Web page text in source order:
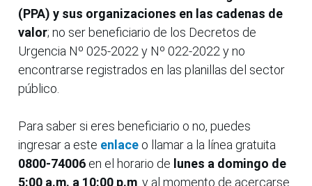
(PPA) y sus organizaciones en las cadenas de
valor; no ser beneficiario de los Decretos de
Urgencia Nº 025-2022 y Nº 022-2022 y no
encontrarse registrados en las planillas del sector
público.
Para saber si eres beneficiario o no, puedes
ingresar a este enlace o llamar a la línea gratuita
0800-74006 en el horario de lunes a domingo de
5:00 a.m. a 10:00 p.m . y al momento de acercarse